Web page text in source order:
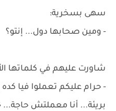
سهى بسخرية:
- ومين صحابها دول... إنتو؟
شاورت عليهم في كلماتها
- حرام عليكم تعملوا فيا كده
بريئة... أنا معملتش حاجة...